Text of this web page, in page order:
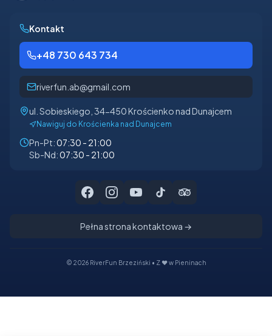
Kontakt
+48 730 643 734
riverfun.ab@gmail.com
ul. Sobieskiego, 34-450 Krościenko nad Dunajcem
Nawiguj do Krościenka nad Dunajcem
Pn-Pt:07:30 - 21:00
Sb-Nd:07:30 - 21:00
RiverFun na Facebooku
RiverFun na Instagramie
RiverFun na YouTube
RiverFun na TikToku
RiverFun na
Pełna strona kontaktowa →
© 2026RiverFun Brzeziński • Z ❤️ w Pieninach